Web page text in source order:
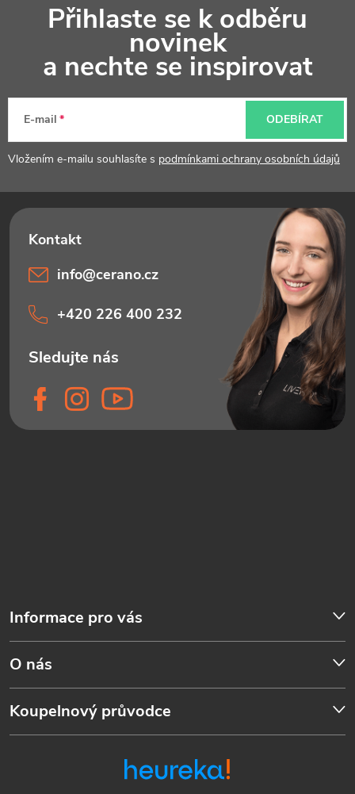
a
Přihlaste se k odběru
novinek
a nechte se inspirovat
E-mail
Vložením e-mailu souhlasíte s podmínkami ochrany osobních údajů
ODEBÍRAT
Informace pro vás
O nás
Koupelnový průvodce
info@cerano.cz
+420 226 400 232